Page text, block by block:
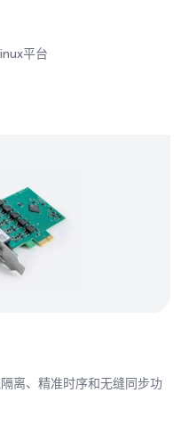
平台
离、精准时序和无缝同步功